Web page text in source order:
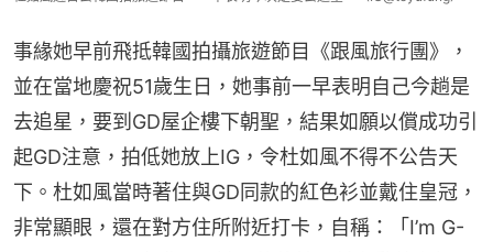
事緣她早前飛抵韓國拍攝旅遊節目《跟風旅行團》，
並在當地慶祝51歲生日，她事前一早表明自己今趟是
去追星，要到GD屋企樓下朝聖，結果如願以償成功引
起GD注意，拍低她放上IG，令杜如風不得不公告天
下。杜如風當時著住與GD同款的紅色衫並戴住皇冠，
非常顯眼，還在對方住所附近打卡，自稱：「I’m G-